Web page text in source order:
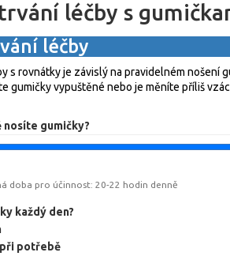
léčby s
léčby
s rovnátky je závislý na pravidelném nošení
gumičky vypuštěné nebo je měníte příliš
nosíte gumičky?
doba pro účinnost: 20-22 hodin denně
každý den?
potřebě